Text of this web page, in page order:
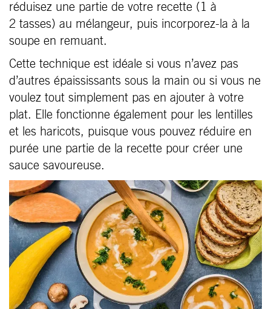
réduisez une partie de votre recette (1 à
2 tasses) au mélangeur, puis incorporez-la à la
soupe en remuant.
Cette technique est idéale si vous n’avez pas
d’autres épaississants sous la main ou si vous ne
voulez tout simplement pas en ajouter à votre
plat. Elle fonctionne également pour les lentilles
et les haricots, puisque vous pouvez réduire en
purée une partie de la recette pour créer une
sauce savoureuse.